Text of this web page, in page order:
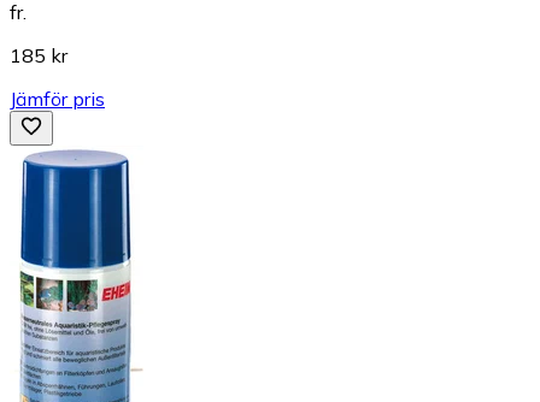
fr.
185 kr
Jämför pris